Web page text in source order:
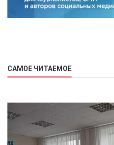
САМОЕ ЧИТАЕМОЕ